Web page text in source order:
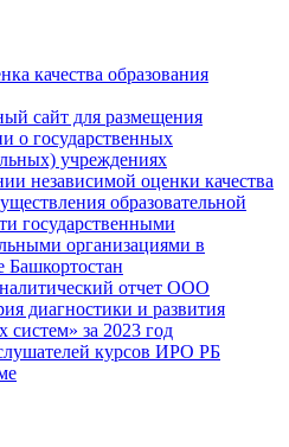
качества образования
сайт для размещения
о государственных
учреждениях
независимой оценки качества
образовательной
государственными
организациями в
Башкортостан
отчет ООО
диагностики и развития
систем» за 2023 год
курсов ИРО РБ